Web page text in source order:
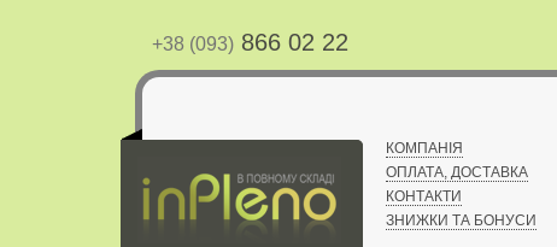
+38 (093) 866 02 22
КОМПАНІЯ
ОПЛАТА, ДОСТАВКА
КОНТАКТИ
ЗНИЖКИ ТА БОНУСИ